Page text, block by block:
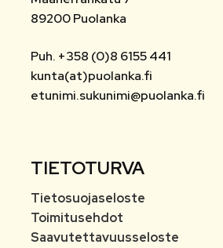
POISTETTAVA MATERIAALI
MUUT
89200 Puolanka
Puh. +358 (0)8 6155 441
kunta(at)puolanka.fi
etunimi.sukunimi@puolanka.fi
TIETOTURVA
Tietosuojaseloste
Toimitusehdot
Saavutettavuusseloste